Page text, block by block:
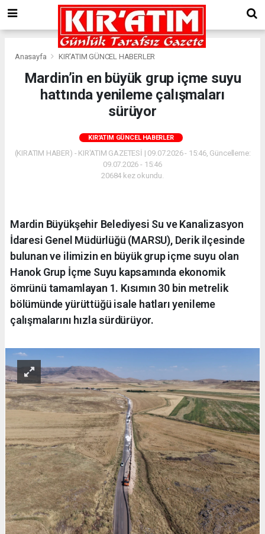
Anasayfa KIR'ATIM GÜNCEL HABERLER
Mardin’in en büyük grup içme suyu
hattında yenileme çalışmaları
sürüyor
KIR'ATIM GÜNCEL HABERLER
(KIRATIM HABER) - KIR'ATIM GAZETESİ | 09.07.2026 - 15:46, Güncelleme:
09.07.2026 - 15:46
20684 kez okundu.
Mardin Büyükşehir Belediyesi Su ve Kanalizasyon
İdaresi Genel Müdürlüğü (MARSU), Derik ilçesinde
bulunan ve ilimizin en büyük grup içme suyu olan
Hanok Grup İçme Suyu kapsamında ekonomik
ömrünü tamamlayan 1. Kısımın 30 bin metrelik
bölümünde yürüttüğü isale hatları yenileme
çalışmalarını hızla sürdürüyor.